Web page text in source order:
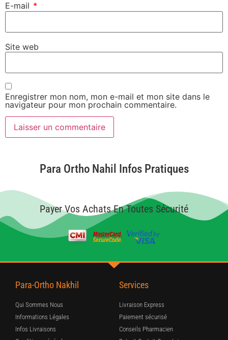
E-mail *
Site web
Enregistrer mon nom, mon e-mail et mon site dans le
navigateur pour mon prochain commentaire.
Para Ortho Nahil Infos Pratiques
Payer Vos Achats En Toutes Sécurité
Para-Ortho Nakhil
Qui Sommes Nous
Informations Légales
Infos Livraisons
Services
Livraison Express
Paiement sécurisé
Conseils Pharmacien